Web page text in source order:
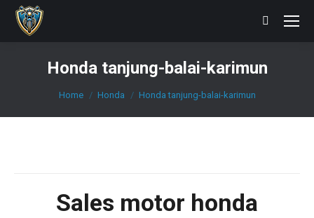
Search:
Honda tanjung-balai-karimun
You are here:
Home Honda Honda tanjung-balai-karimun
Sales motor honda